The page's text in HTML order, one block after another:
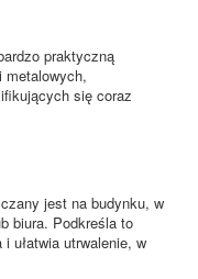
praktyczną
metalowych,
się coraz
jest na budynku, w
biura. Podkreśla to
ułatwia utrwalenie, w